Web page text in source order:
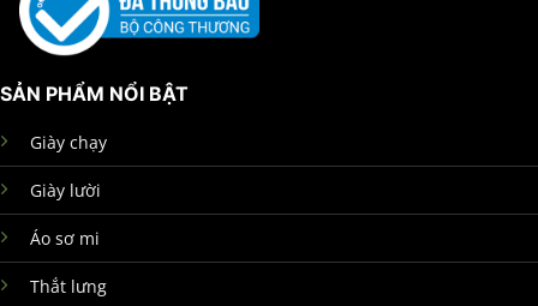
SẢN PHẨM NỔI BẬT
Giày chạy
Giày lười
Áo sơ mi
Thắt lưng